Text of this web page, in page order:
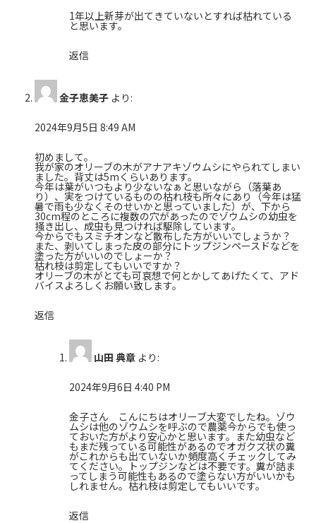
1年以上新芽が出てきていないとすれば枯れている
と思います。
返信
金子恵美子 より:
2024年9月5日 8:49 AM
初めまして。
我が家のオリーブの木がアナアキゾウムシにやられてしまい
ました。背丈は5mくらいあります。
今年は葉がいつもより少ないなぁと思いながら（落葉あ
り）、実をつけているものの枯れ枝も所々にあり（今年は猛
暑で雨も少なくそのせいかと思っていました）が、下から
30cm程のところに複数の穴があったのでゾウムシの幼虫を
掻き出し、成虫も見つければ駆除しています。
今からでもスミチオンなど散布した方がいいでしょうか？
また、剥いてしまった皮の部分にトップジンペースドなどを
塗った方がいいのでしょーか？
枯れ枝は剪定してもいいですか？
オリーブの木がとても可哀想で何とかしてあげたくて、アド
バイスよろしくお願い致します。
返信
山田 典章 より:
2024年9月6日 4:40 PM
金子さん こんにちはオリーブ大変でしたね。ゾウ
ムシは他のゾウムシを呼ぶので農薬今からでも使っ
ておいた方がより安心かと思います。また幼虫など
もまだ残っている可能性があるのでオガクズ状の糞
がこれからも出ていないか頻度高くチェックしてみ
てください。トップジンなどは不要です。糞が詰ま
ってしまう可能性もあるので塗らない方がいいかも
しれません。枯れ枝は剪定してもいいです。
返信